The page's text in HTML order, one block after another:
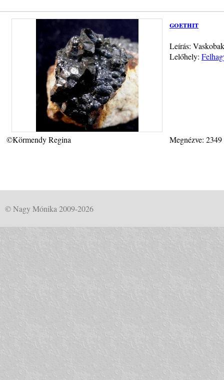
goethit
Leírás:
Lelőhely:
©Körmendy Regina Megnézve:
© Nagy Mónika 2009-2026